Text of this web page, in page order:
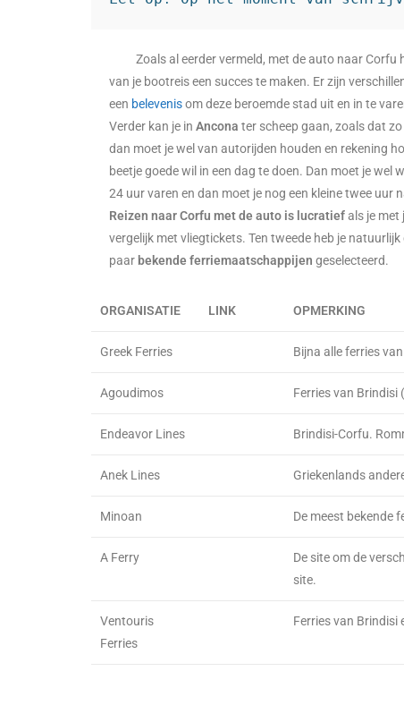
Zoals al eerder vermeld, met de auto naar
van je bootreis een succes te maken. Er zijn
een belevenisom deze beroemde stad uit en in te
Verder kan je in Ancona ter scheep gaan, zoals dat
dan moet je wel van autorijden houden en rekening
beetje goede wil in een dag te doen. Dan moet je wel
24 uur varen en dan moet je nog een kleine twee uur
Reizen naar Corfu met de auto is lucratiefals je met
vergelijk met vliegtickets. Ten tweede heb je
paar bekende ferriemaatschappijen geselecteerd.
ORGANISATIE LINK OPMERKING
Greek Ferries Bijna alle ferries
Agoudimos Ferries van Brindisi
Endeavor Lines Brindisi-Corfu.
Anek Lines Griekenlands
Minoan De meest bekende
A Ferry
De site om de
site.
Ventouris
Ferries
Ferries van Brindisi